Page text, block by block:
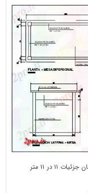
دانلود نقشه بلوک میز صندلیطرحی جدول مبلمان جزئیات 11 در 11 متر